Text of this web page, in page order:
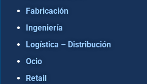
Fabricación
Ingeniería
Logística – Distribución
Ocio
Retail